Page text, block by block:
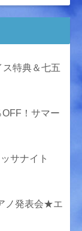
ス特典＆七五
OFF！サマー
サナイト
ノ発表会★エ